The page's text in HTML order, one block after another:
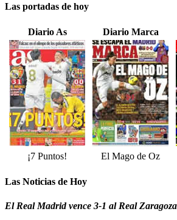
Las portadas de hoy
Diario As Diario Marca
¡7 Puntos! El Mago de Oz
Las Noticias de Hoy
El Real Madrid vence 3-1 al Real